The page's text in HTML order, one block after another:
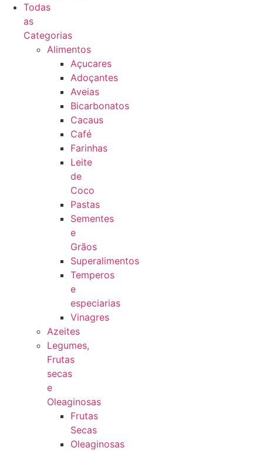
Todas
as
Categorias
Alimentos
Açucares
Adoçantes
Aveias
Bicarbonatos
Cacaus
Café
Farinhas
Leite
de
Coco
Pastas
Sementes
e
Grãos
Superalimentos
Temperos
e
especiarias
Vinagres
Azeites
Legumes,
Frutas
secas
e
Oleaginosas
Frutas
Secas
Oleaginosas